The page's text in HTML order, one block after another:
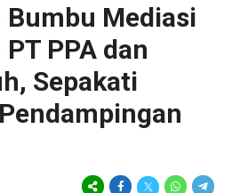
Bumbu Mediasi
PPA dan
Sepakati